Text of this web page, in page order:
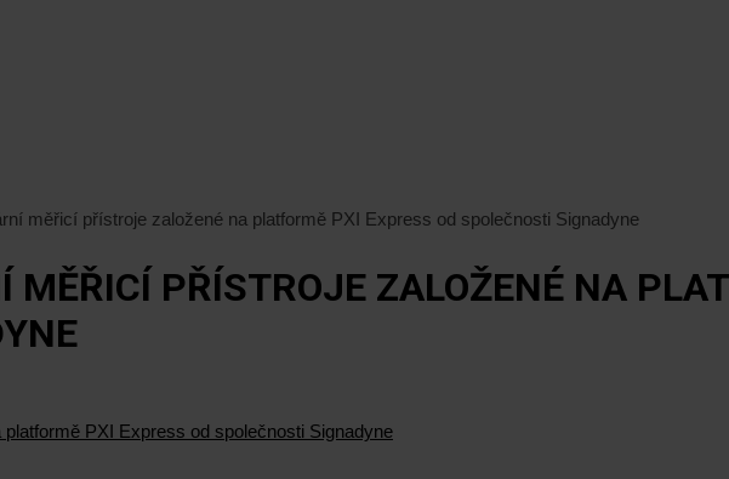
měřicí přístroje založené na platformě PXI Express od společnosti Signadyne
MĚŘICÍ PŘÍSTROJE ZALOŽENÉ NA